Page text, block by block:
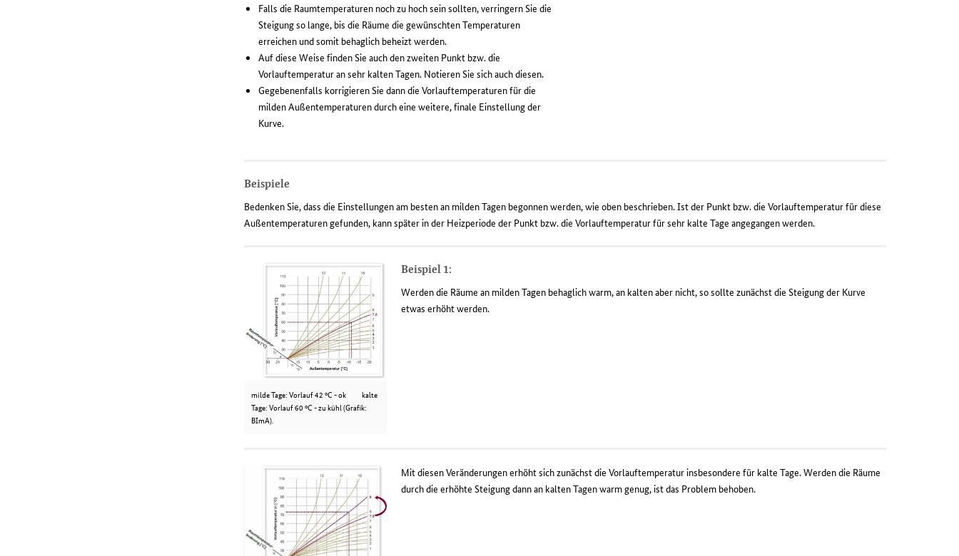
Falls die Raumtemperaturen noch zu hoch sein sollten, verringern Sie die
Steigung so lange, bis die Räume die gewünschten Temperaturen
erreichen und somit behaglich beheizt werden.
Auf diese Weise finden Sie auch den zweiten Punkt bzw. die
Vorlauftemperatur an sehr kalten Tagen. Notieren Sie sich auch diesen.
Gegebenenfalls korrigieren Sie dann die Vorlauftemperaturen für die
milden Außentemperaturen durch eine weitere, finale Einstellung der
Kurve.
Beispiele
Bedenken Sie, dass die Einstellungen am besten an milden Tagen begonnen werden, wie oben beschrieben. Ist der Punkt bzw. die Vorlauftemperatur für diese
Außentemperaturen gefunden, kann später in der Heizperiode der Punkt bzw. die Vorlauftemperatur für sehr kalte Tage angegangen werden.
milde Tage: Vorlauf 42 °C - ok kalte
Tage: Vorlauf 60 °C - zu kühl (Grafik:
BImA).
Beispiel 1:
Werden die Räume an milden Tagen behaglich warm, an kalten aber nicht, so sollte zunächst die Steigung der Kurve
etwas erhöht werden.
Mit diesen Veränderungen erhöht sich zunächst die Vorlauftemperatur insbesondere für kalte Tage. Werden die Räume
durch die erhöhte Steigung dann an kalten Tagen warm genug, ist das Problem behoben.